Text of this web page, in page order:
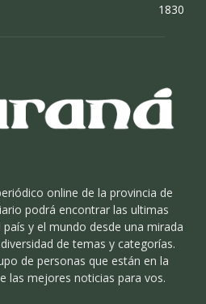
1830
online de la provincia de
podrá encontrar las ultimas
y el mundo desde una mirada
de temas y categorías.
de personas que están en la
las mejores noticias para vos.